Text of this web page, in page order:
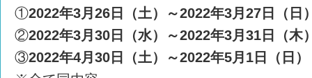
①2022年3月26日（土）～2022年3月27日（日
②2022年3月30日（水）～2022年3月31日（木
③2022年4月30日（土）～2022年5月1日（日）